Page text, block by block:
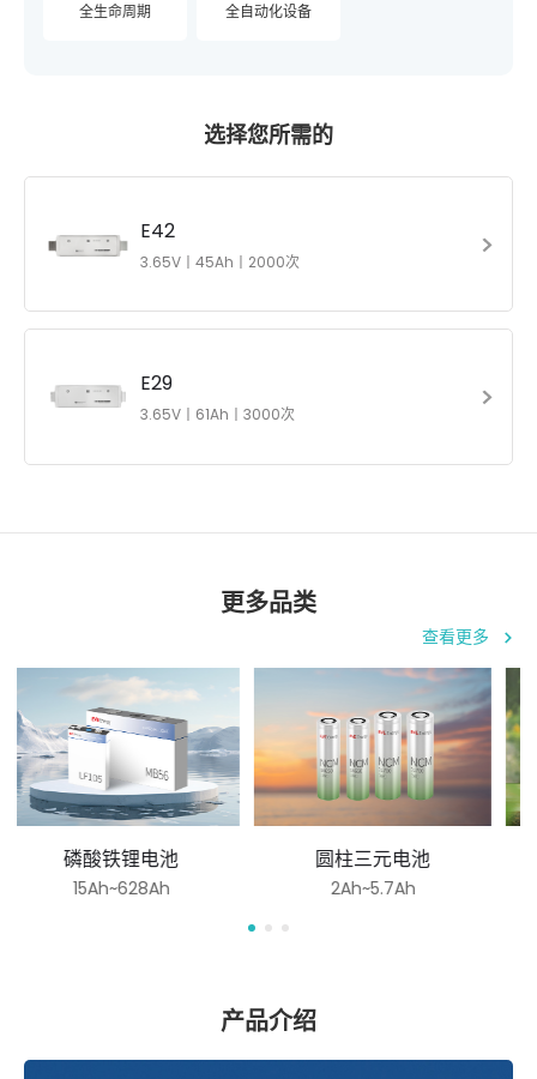
全生命周期 全自动化设备
选择您所需的
E42
3.65V丨45Ah丨2000次
E29
3.65V丨61Ah丨3000次
更多品类
查看更多
磷酸铁锂电池
15Ah~628Ah
圆柱三元电池
2Ah~5.7Ah
产品介绍